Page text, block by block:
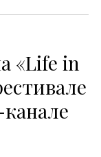
«Life in